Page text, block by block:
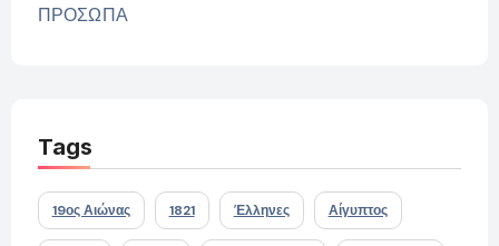
ΠΡΟΣΩΠΑ
Tags
19ος Αιώνας 1821 Έλληνες Αίγυπτος